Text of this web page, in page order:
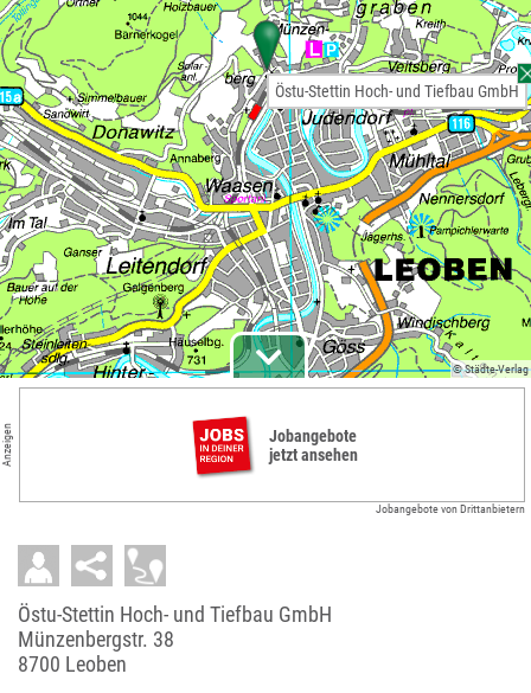
© Städte-Verlag
Östu-Stettin Hoch- und Tiefbau GmbH
Anzeigen
Jobangebote
jetzt ansehen
Jobangebote von Drittanbietern
Östu-Stettin Hoch- und Tiefbau GmbH
Münzenbergstr. 38
8700 Leoben